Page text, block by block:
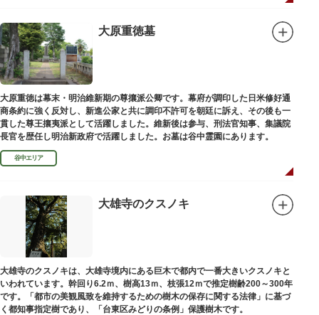
大原重徳墓
大原重徳は幕末・明治維新期の尊攘派公卿です。幕府が調印した日米修好通
商条約に強く反対し、新進公家と共に調印不許可を朝廷に訴え、その後も一
貫した尊王攘夷派として活躍しました。維新後は参与、刑法官知事、集議院
長官を歴任し明治新政府で活躍しました。お墓は谷中霊園にあります。
谷中エリア
大雄寺のクスノキ
大雄寺のクスノキは、大雄寺境内にある巨木で都内で一番大きいクスノキと
いわれています。幹回り6.2ｍ、樹高13ｍ、枝張12ｍで推定樹齢200～300年
です。「都市の美観風致を維持するための樹木の保存に関する法律」に基づ
く都知事指定樹であり、「台東区みどりの条例」保護樹木です。